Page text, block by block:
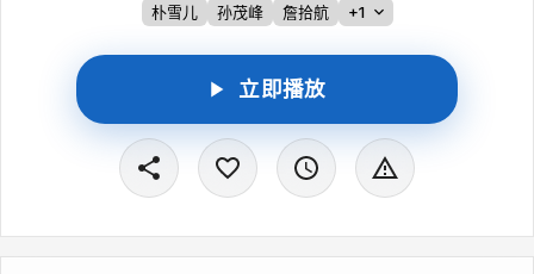
朴雪儿 孙茂峰 詹拾航 +1
立即播放